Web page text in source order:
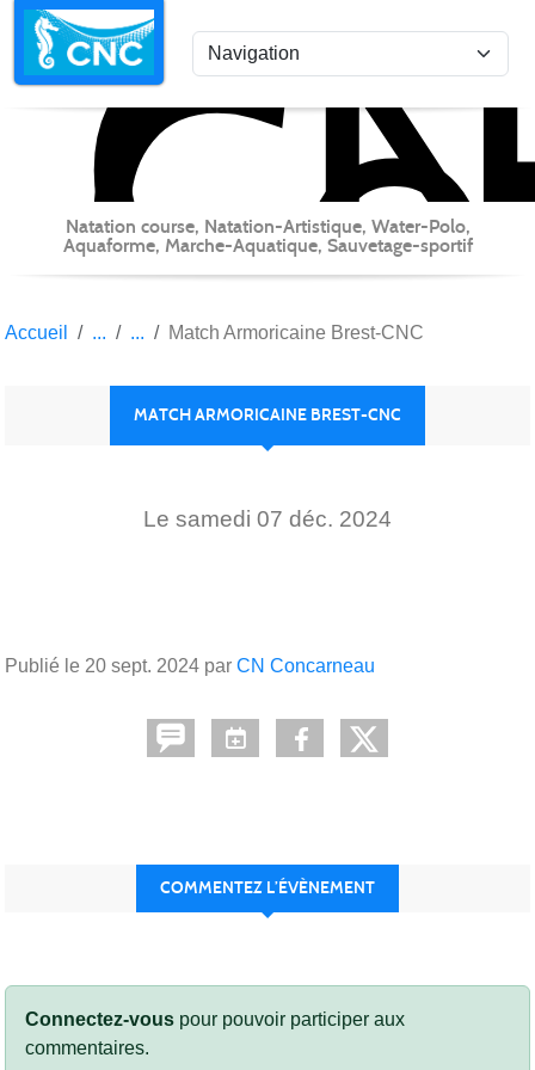
Natation course, Natation-Artistique, Water-Polo,
Aquaforme, Marche-Aquatique, Sauvetage-sportif
Accueil Match Armoricaine Brest-CNC
MATCH ARMORICAINE BREST-CNC
Le samedi 07 déc. 2024
Publié le 20 sept. 2024 par CN Concarneau
COMMENTEZ L’ÉVÈNEMENT
Connectez-vous pour pouvoir participer aux
commentaires.
Panneau de gestion des cookies